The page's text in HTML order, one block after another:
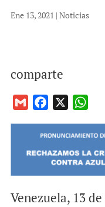
Ene 13, 2021 | Noticias
comparte
i
c
e
b
o
o
a
t
s
A
p
Venezuela, 13